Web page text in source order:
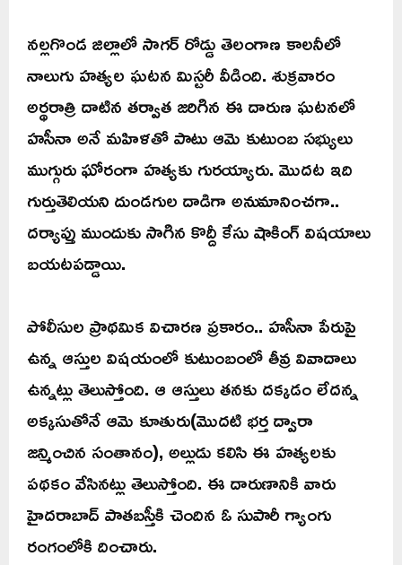
నల్లగొండ జిల్లాలో సాగర్ రోడ్డు తెలంగాణ కాలనీలో
నాలుగు హత్యల ఘటన మిస్టరీ వీడింది. శుక్రవారం
అర్థరాత్రి దాటిన తర్వాత జరిగిన ఈ దారుణ ఘటనలో
హసీనా అనే మహిళతో పాటు ఆమె కుటుంబ సభ్యులు
ముగ్గురు ఘోరంగా హత్యకు గురయ్యారు. మొదట ఇది
గుర్తుతెలియని దుండగుల దాడిగా అనుమానించగా..
దర్యాప్తు ముందుకు సాగిన కొద్దీ కేసు షాకింగ్ విషయాలు
బయటపడ్డాయి.
పోలీసుల ప్రాథమిక విచారణ ప్రకారం.. హసీనా పేరుపై
ఉన్న ఆస్తుల విషయంలో కుటుంబంలో తీవ్ర వివాదాలు
ఉన్నట్లు తెలుస్తోంది. ఆ ఆస్తులు తనకు దక్కడం లేదన్న
అక్కసుతోనే ఆమె కూతురు(మొదటి భర్త ద్వారా
జన్మించిన సంతానం), అల్లుడు కలిసి ఈ హత్యలకు
పథకం వేసినట్లు తెలుస్తోంది. ఈ దారుణానికి వారు
హైదరాబాద్ పాతబస్తీకి చెందిన ఓ సుపారీ గ్యాంగు
రంగంలోకి దించారు.